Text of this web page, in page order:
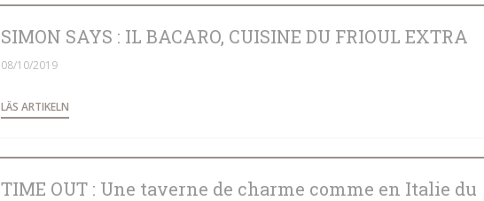
SIMON SAYS : IL BACARO, CUISINE DU FRIOUL EXTRA
08/10/2019
LÄS ARTIKELN
TIME OUT : Une taverne de charme comme en Italie du